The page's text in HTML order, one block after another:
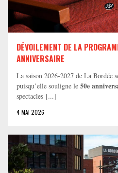
DÉVOILEMENT DE LA
ANNIVERSAIRE
La saison 2026-2027 de La Bordée
puisqu’elle souligne le 50e
spectacles [...]
4 MAI 2026